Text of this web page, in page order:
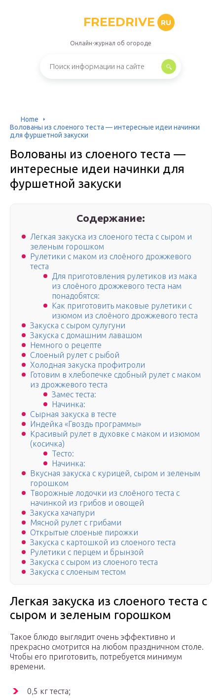
FREEDRIVE RU
Онлайн-журнал об огороде
Home
Волованы из слоеного теста — интересные идеи начинки
для фуршетной закуски
Волованы из слоеного теста —
интересные идеи начинки для
фуршетной закуски
Содержание:
Легкая закуска из слоеного теста с сыром и
зеленым горошком
Рулетики с маком из слоёного дрожжевого
теста
Для приготовления рулетиков из мака
из слоёного дрожжевого теста нам
понадобятся:
Как приготовить маковые рулетики с
изюмом из слоёного дрожжевого теста
Закуска с сыром сулугуни
Закуска с домашним лавашом
Немного о рецепте
Слоеный рулет с рыбой
Холодная закуска профитроли
Готовим в хлебопечке сдобный рулет с маком
из дрожжевого теста
Замес теста:
Начинка:
Сырная закуска в тесте
Индейка «Гвоздь программы»
Красивый рулет в духовке с маком и изюмом
(косичка)
Тесто:
Начинка:
Вкусная закуска с курицей, сыром и зеленым
горошком
Творожные лодочки из слоёного теста с
начинкой из грибов и овощей
Закуска хачапури
Мясной рулет с грибами
Открытые слоеные пирожки
Закуска с картошкой из слоеного теста
Рулетики с перцем и брынзой
Закуска с сыром из слоеного теста
Закуска с слоеным тестом
Легкая закуска из слоеного теста с
сыром и зеленым горошком
Такое блюдо выглядит очень эффективно и
прекрасно смотрится на любом праздничном столе.
Чтобы его приготовить, потребуется минимум
времени.
0,5 кг теста;